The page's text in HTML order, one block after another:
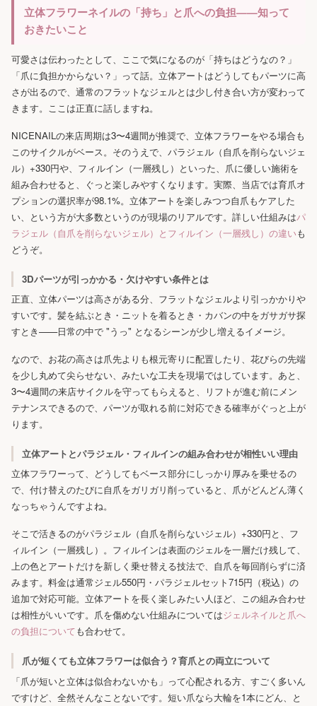
立体フラワーネイルの「持ち」と爪への負担——知って
おきたいこと
可愛さは伝わったとして、ここで気になるのが「持ちはどうなの？」
「爪に負担かからない？」って話。立体アートはどうしてもパーツに高
さが出るので、通常のフラットなジェルとは少し付き合い方が変わって
きます。ここは正直に話しますね。
NICENAILの来店周期は3〜4週間が推奨で、立体フラワーをやる場合も
このサイクルがベース。そのうえで、パラジェル（自爪を削らないジェ
ル）+330円や、フィルイン（一層残し）といった、爪に優しい施術を
組み合わせると、ぐっと楽しみやすくなります。実際、当店では育爪オ
プションの選択率が98.1%。立体アートを楽しみつつ自爪もケアした
い、という方が大多数というのが現場のリアルです。詳しい仕組みはパ
ラジェル（自爪を削らないジェル）とフィルイン（一層残し）の違いも
どうぞ。
3Dパーツが引っかかる・欠けやすい条件とは
正直、立体パーツは高さがある分、フラットなジェルより引っかかりや
すいです。髪を結ぶとき・ニットを着るとき・カバンの中をガサガサ探
すとき——日常の中で "うっ" となるシーンが少し増えるイメージ。
なので、お花の高さは爪先よりも根元寄りに配置したり、花びらの先端
を少し丸めて尖らせない、みたいな工夫を現場ではしています。あと、
3〜4週間の来店サイクルを守ってもらえると、リフトが進む前にメン
テナンスできるので、パーツが取れる前に対応できる確率がぐっと上が
ります。
立体アートとパラジェル・フィルインの組み合わせが相性いい理由
立体フラワーって、どうしてもベース部分にしっかり厚みを乗せるの
で、付け替えのたびに自爪をガリガリ削っていると、爪がどんどん薄く
なっちゃうんですよね。
そこで活きるのがパラジェル（自爪を削らないジェル）+330円と、フ
ィルイン（一層残し）。フィルインは表面のジェルを一層だけ残して、
上の色とアートだけを新しく乗せ替える技法で、自爪を毎回削らずに済
みます。料金は通常ジェル550円・パラジェルセット715円（税込）の
追加で対応可能。立体アートを長く楽しみたい人ほど、この組み合わせ
は相性がいいです。爪を傷めない仕組みについてはジェルネイルと爪へ
の負担についても合わせて。
爪が短くても立体フラワーは似合う？育爪との両立について
「爪が短いと立体は似合わないかも」って心配される方、すごく多いん
ですけど、全然そんなことないです。短い爪なら大輪を1本にどん、と